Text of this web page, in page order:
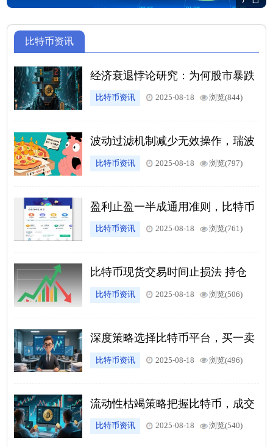
比特币资讯
经济衰退悖论研究：为何股市暴跌
反成加密市场助推剂？
比特币资讯 2025-08-18 浏览(844)
波动过滤机制减少无效操作，瑞波
币交易对 3% 阈值设置逻辑
比特币资讯 2025-08-18 浏览(797)
盈利止盈一半成通用准则，比特币
百分比止盈策略标准化
比特币资讯 2025-08-18 浏览(761)
比特币现货交易时间止损法 持仓
10 天不赚就跑，不恋战不被套
比特币资讯 2025-08-18 浏览(506)
深度策略选择比特币平台，买一卖
一价差小于 0.1% 更优
比特币资讯 2025-08-18 浏览(496)
流动性枯竭策略把握比特币，成交
量萎缩至均量 50% 时等待机会
比特币资讯 2025-08-18 浏览(540)